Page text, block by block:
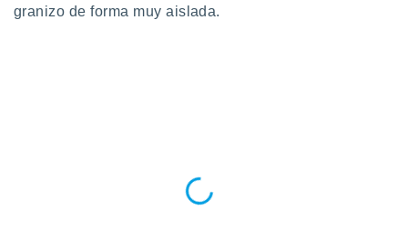
granizo de forma muy aislada.